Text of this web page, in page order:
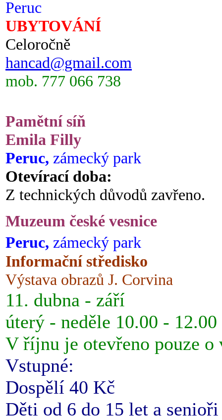
Peruc
UBYTOVÁNÍ
Celoročně
hancad@gmail.com
mob. 777 066 738
Pamětní síň
Emila Filly
Peruc, zámecký park
Otevírací doba:
Z technických důvodů zavřeno.
Muzeum české vesnice
Peruc, zámecký park
Informační středisko
Výstava obrazů J. Corvina
11. dubna - září
úterý - neděle 10.00 -
V říjnu je otevřeno pouze o
Vstupné:
Dospělí 40 Kč
Děti od 6 do 15 let a